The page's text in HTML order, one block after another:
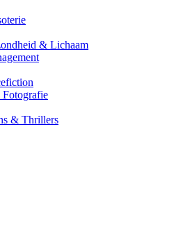
& Lichaam
& Thrillers